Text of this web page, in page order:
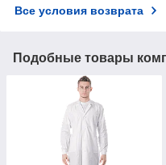
Все условия возврата
Подобные товары